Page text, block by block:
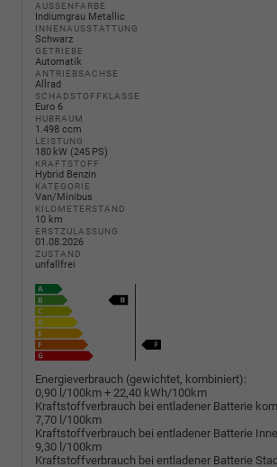
AUSSENFARBE
Indiumgrau Metallic
INNENAUSSTATTUNG
Schwarz
GETRIEBE
Automatik
ANTRIEBSACHSE
Allrad
SCHADSTOFFKLASSE
Euro 6
HUBRAUM
1.498 ccm
LEISTUNG
180 kW (245 PS)
KRAFTSTOFF
Hybrid Benzin
KATEGORIE
Van/Minibus
KILOMETERSTAND
10 km
ERSTZULASSUNG
01.08.2026
ZUSTAND
unfallfrei
Energieverbrauch (gewichtet, kombiniert):
0,90 l/100km + 22,40 kWh/100km
Kraftstoffverbrauch bei entladener Batterie
7,70 l/100km
Kraftstoffverbrauch bei entladener Batterie
9,30 l/100km
Kraftstoffverbrauch bei entladener Batterie